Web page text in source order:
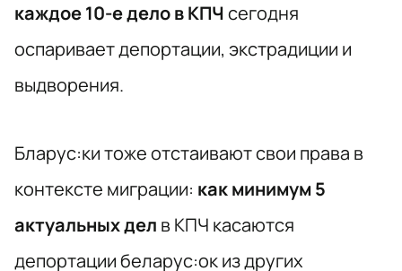
каждое 10-е дело в КПЧсегодня
оспаривает депортации, экстрадиции и
выдворения.
Бларус:ки тоже отстаивают свои права в
контексте миграции: как минимум 5
актуальных дел в КПЧ касаются
депортации беларус:ок из других